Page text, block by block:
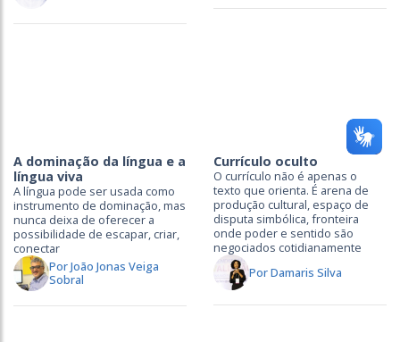
A dominação da língua e a
língua viva
A língua pode ser usada como
instrumento de dominação, mas
nunca deixa de oferecer a
possibilidade de escapar, criar,
conectar
Por João Jonas Veiga
Sobral
Currículo oculto
O currículo não é apenas o
texto que orienta. É arena de
produção cultural, espaço de
disputa simbólica, fronteira
onde poder e sentido são
negociados cotidianamente
Por Damaris Silva